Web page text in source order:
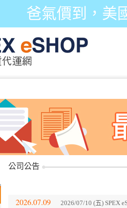
爸氣價到，美
公司公告
2026.07.09 2026/07/10 (五) SPEX